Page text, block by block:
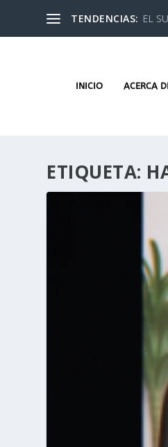
TENDENCIAS: EL
INICIO ACERCA
ETIQUETA: